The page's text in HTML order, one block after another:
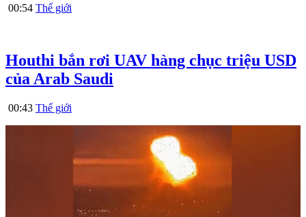
00:54 Thế giới
Houthi bắn rơi UAV hàng chục triệu USD
của Arab Saudi
00:43 Thế giới